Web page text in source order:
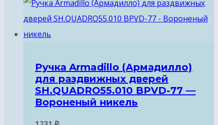
Ручка Armadillo (Армадилло)
для раздвижных дверей
SH.QUADRO55.010 BPVD-77 —
Вороненый никель